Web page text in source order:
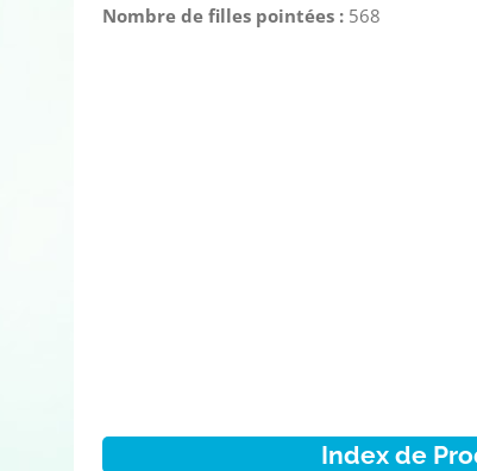
Nombre de filles pointées : 568
Index de